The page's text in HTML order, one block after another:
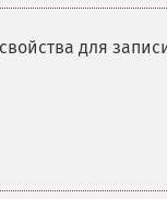
для